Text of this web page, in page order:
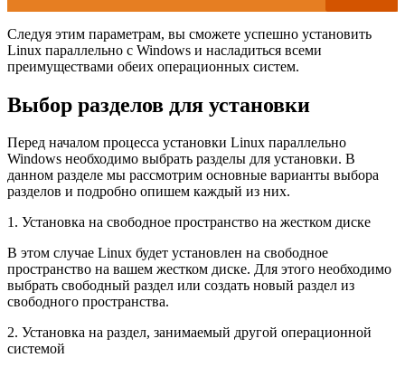
Следуя этим параметрам, вы сможете успешно установить
Linux параллельно с Windows и насладиться всеми
преимуществами обеих операционных систем.
Выбор разделов для установки
Перед началом процесса установки Linux параллельно
Windows необходимо выбрать разделы для установки. В
данном разделе мы рассмотрим основные варианты выбора
разделов и подробно опишем каждый из них.
1. Установка на свободное пространство на жестком диске
В этом случае Linux будет установлен на свободное
пространство на вашем жестком диске. Для этого необходимо
выбрать свободный раздел или создать новый раздел из
свободного пространства.
2. Установка на раздел, занимаемый другой операционной
системой